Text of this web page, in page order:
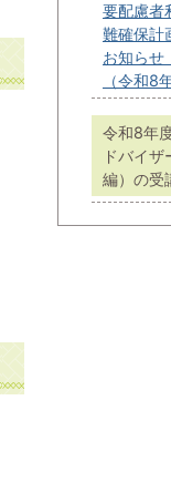
要配慮者
難確保計
お知らせ
（令和8
令和8年
ドバイ
編）の受